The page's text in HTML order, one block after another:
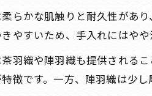
らかな肌触りと耐久性があ
やすいため、手入れにはやや
羽織や陣羽織も提供される
徴です。一方、陣羽織は少